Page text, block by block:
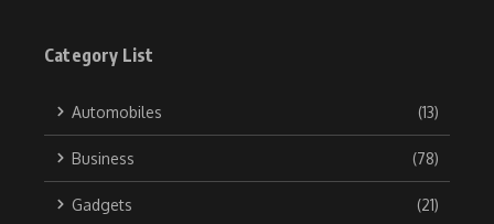
Category List
Automobiles (13)
Business (78)
Gadgets (21)